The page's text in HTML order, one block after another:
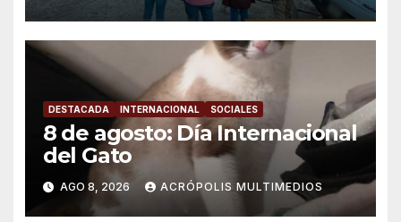
DESTACADA INTERNACIONAL SOCIALES
8 de agosto: Día Internacional
del Gato
AGO 8, 2026 ACRÓPOLIS MULTIMEDIOS